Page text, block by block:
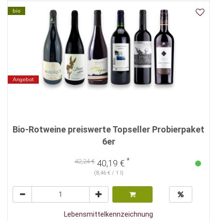
bio
Angebot
Bio-Rotweine preiswerte Topseller Probierpaket
6er
42,24 € 40,19 € *
(8,46 € / 1 l)
Lebensmittelkennzeichnung